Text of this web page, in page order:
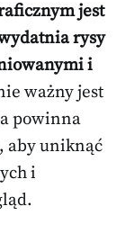
jest
rysy
i
ważny jest
powinna
aby uniknąć
i